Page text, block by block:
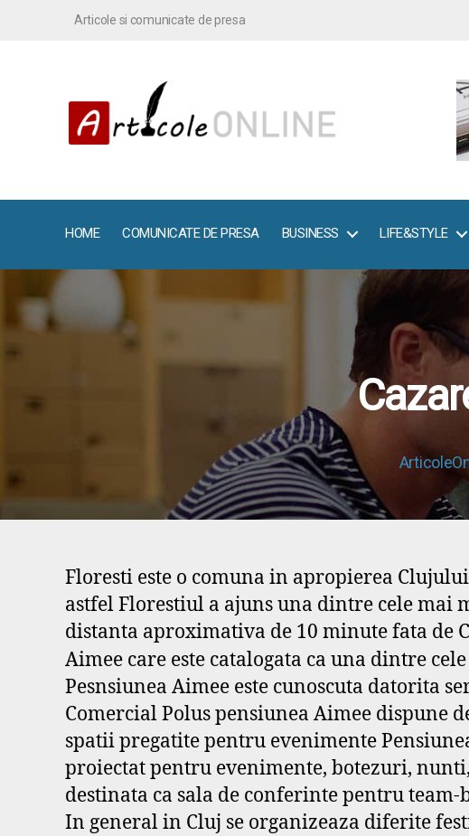
Articole si comunicate de presa
HOME COMUNICATE DE PRESA BUSINESS LIFE&STYLE
Floresti este o comuna in apropierea
astfel Florestiul a ajuns una dintre cele mai
distanta aproximativa de 10 minute fata de
Aimee care este catalogata ca una dintre
Pesnsiunea Aimee este cunoscuta datorita
Comercial Polus pensiunea Aimee dispune
spatii pregatite pentru evenimente
proiectat pentru evenimente, botezuri,
destinata ca sala de conferinte pentru
In general in Cluj se organizeaza diferite